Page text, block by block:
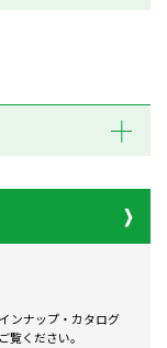
ンナップ・カタログ
覧ください。